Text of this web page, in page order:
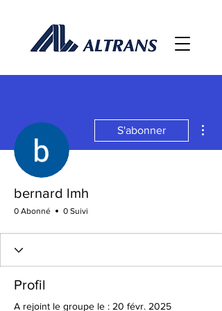
S'abonner
bernard lmh
0 Abonné 0 Suivi
Profil
A rejoint le groupe le : 20 févr. 2025